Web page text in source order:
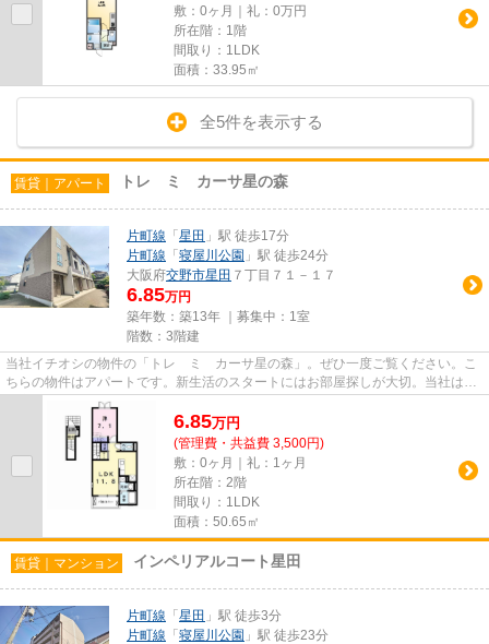
敷：0ヶ月｜礼：0万円
所在階：1階
間取り：1LDK
面積：33.95㎡
全5件を表示する
賃貸｜アパート トレ ミ カーサ星の森
片町線 「 星田 」駅 徒歩17分
片町線 「 寝屋川公園 」駅 徒歩24分
大阪府交野市星田 ７丁目７１－１７
6.85万円
築年数：築13年 ｜募集中： 1室
階数：3階建
当社イチオシの物件の「トレ ミ カーサ星の森」。ぜひ一度ご覧ください。こ
ちらの物件はアパートです。新生活のスタートにはお部屋探しが大切。当社は交
野市や星田付近で探している...
6.85万円
(管理費・共益費 3,500円)
敷：0ヶ月｜礼：1ヶ月
所在階：2階
間取り：1LDK
面積：50.65㎡
賃貸｜マンション インペリアルコート星田
片町線 「 星田 」駅 徒歩3分
片町線 「 寝屋川公園 」駅 徒歩23分